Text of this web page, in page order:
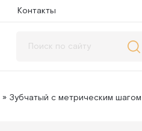
Контакты
» Зубчатый с метрическим шагом